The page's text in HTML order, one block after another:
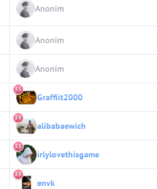
Anonim
Anonim
Anonim
35
Graffiit2000
39
alibabaewich
31
irlylovethisgame
39
envk